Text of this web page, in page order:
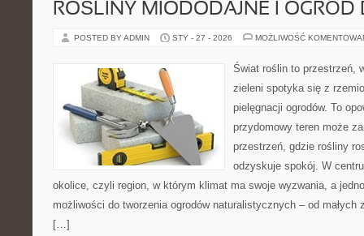
ROŚLINY MIODODAJNE I
POSTED BY ADMIN STY - 27 - 2026 MOŻLIWOŚĆ
Świat roślin to przestrzeń,
zieleni spotyka się z
pielęgnacji ogrodów. To
przydomowy teren może
przestrzeń, gdzie rośliny
odzyskuje spokój. W
okolice, czyli region, w którym klimat ma swoje wyzwania, a
możliwości do tworzenia ogrodów naturalistycznych – od małych
[…]